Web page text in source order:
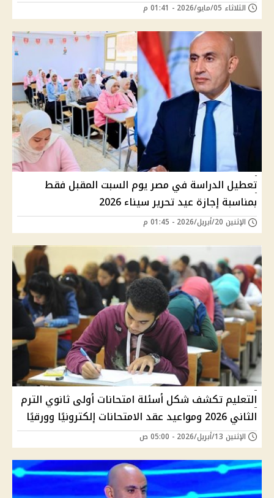
الثلاثاء 05/مايو/2026 - 01:41 م
تعطيل الدراسة في مصر يوم السبت المقبل فقط
بمناسبة إجازة عيد تحرير سيناء 2026
الإثنين 20/أبريل/2026 - 01:45 م
التعليم تكشف شكل أسئلة امتحانات أولى ثانوي الترم
الثاني 2026 ومواعيد عقد الامتحانات إلكترونيًا وورقيًا
الإثنين 13/أبريل/2026 - 05:00 ص